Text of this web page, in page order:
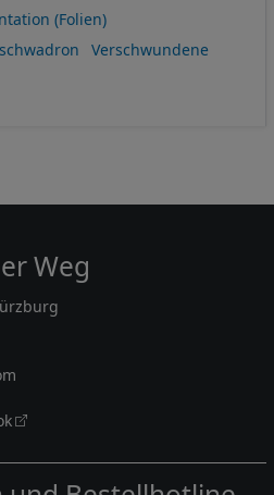
(Folien)
Verschwundene
Weg